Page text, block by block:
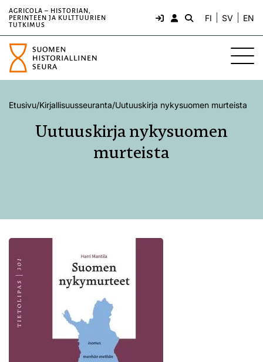
AGRICOLA – HISTORIAN,
PERINTEEN JA KULTTUURIEN
TUTKIMUS
FI SV EN
Etusivu/Kirjallisuusseuranta/Uutuuskirja nykysuomen murteista
Uutuuskirja nykysuomen
murteista